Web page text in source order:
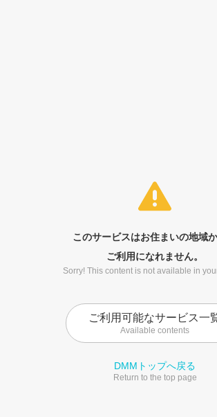
このサービスはお住まいの地域
ご利用になれません。
Sorry! This content is not available in
ご利用可能なサービス一
Available contents
DMMトップへ戻る
Return to the top page